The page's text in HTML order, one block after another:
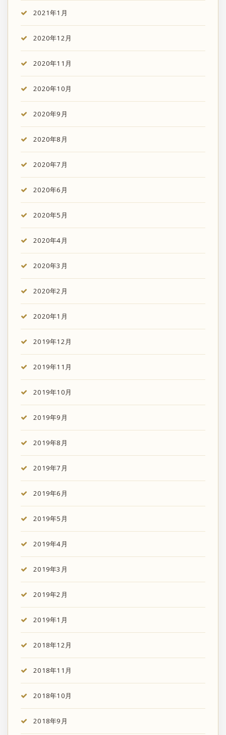
2021年1月
2020年12月
2020年11月
2020年10月
2020年9月
2020年8月
2020年7月
2020年6月
2020年5月
2020年4月
2020年3月
2020年2月
2020年1月
2019年12月
2019年11月
2019年10月
2019年9月
2019年8月
2019年7月
2019年6月
2019年5月
2019年4月
2019年3月
2019年2月
2019年1月
2018年12月
2018年11月
2018年10月
2018年9月